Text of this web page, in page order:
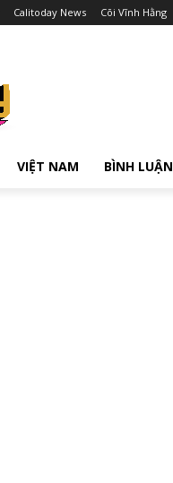
Calitoday News Cõi Vĩnh Hằng
VIỆT NAM BÌNH LUẬN